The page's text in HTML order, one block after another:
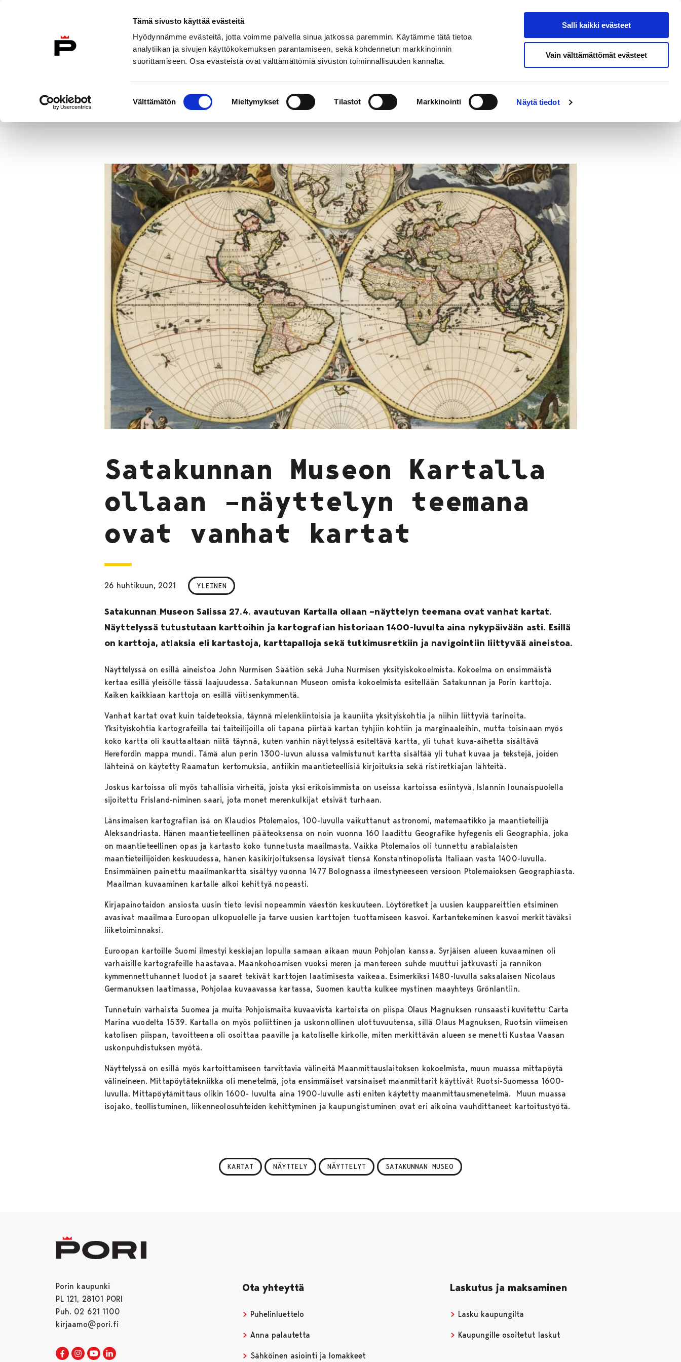
Tämä sivusto käyttää evästeitä
Hyödynnämme evästeitä, jotta voimme palvella sinua jatkossa paremmin. Käytämme tätä tietoa
analytiikan ja sivujen käyttökokemuksen parantamiseen, sekä kohdennetun markkinoinnin
suorittamiseen. Osa evästeistä ovat välttämättömiä sivuston toiminnallisuuden kannalta.
valinta
Välttämätön Mieltymykset Tilastot Markkinointi Näytä tiedot
Salli kaikki evästeet
Vain välttämättömät evästeet
Etusivulle
Hae sivustolta
Etusivu
Satakunnan Museon Kartalla
ollaan –näyttelyn teemana
ovat vanhat kartat
26 huhtikuun, 2021 YLEINEN
Satakunnan Museon Salissa 27.4. avautuvan Kartalla ollaan –näyttelyn teemana ovat vanhat kartat.
Näyttelyssä tutustutaan karttoihin ja kartografian historiaan 1400-luvulta aina nykypäivään asti. Esillä
on karttoja, atlaksia eli kartastoja, karttapalloja sekä tutkimusretkiin ja navigointiin liittyvää aineistoa.
Näyttelyssä on esillä aineistoa John Nurmisen Säätiön sekä Juha Nurmisen yksityiskokoelmista. Kokoelma on ensimmäistä
kertaa esillä yleisölle tässä laajuudessa. Satakunnan Museon omista kokoelmista esitellään Satakunnan ja Porin karttoja.
Kaiken kaikkiaan karttoja on esillä viitisenkymmentä.
Vanhat kartat ovat kuin taideteoksia, täynnä mielenkiintoisia ja kauniita yksityiskohtia ja niihin liittyviä tarinoita.
Yksityiskohtia kartografeilla tai taiteilijoilla oli tapana piirtää kartan tyhjiin kohtiin ja marginaaleihin, mutta toisinaan myös
koko kartta oli kauttaaltaan niitä täynnä, kuten vanhin näyttelyssä esiteltävä kartta, yli tuhat kuva-aihetta sisältävä
Herefordin mappa mundi. Tämä alun perin 1300-luvun alussa valmistunut kartta sisältää yli tuhat kuvaa ja tekstejä, joiden
lähteinä on käytetty Raamatun kertomuksia, antiikin maantieteellisiä kirjoituksia sekä ristiretkiajan lähteitä.
Joskus kartoissa oli myös tahallisia virheitä, joista yksi erikoisimmista on useissa kartoissa esiintyvä, Islannin lounaispuolella
sijoitettu Frisland-niminen saari, jota monet merenkulkijat etsivät turhaan.
Länsimaisen kartografian isä on Klaudios Ptolemaios, 100-luvulla vaikuttanut astronomi, matemaatikko ja maantieteilijä
Aleksandriasta. Hänen maantieteellinen pääteoksensa on noin vuonna 160 laadittu Geografike hyfegenis eli Geographia, joka
on maantieteellinen opas ja kartasto koko tunnetusta maailmasta. Vaikka Ptolemaios oli tunnettu arabialaisten
maantieteilijöiden keskuudessa, hänen käsikirjoituksensa löysivät tiensä Konstantinopolista Italiaan vasta 1400-luvulla.
Ensimmäinen painettu maailmankartta sisältyy vuonna 1477 Bolognassa ilmestyneeseen versioon Ptolemaioksen Geographiasta.
Maailman kuvaaminen kartalle alkoi kehittyä nopeasti.
Kirjapainotaidon ansiosta uusin tieto levisi nopeammin väestön keskuuteen. Löytöretket ja uusien kauppareittien etsiminen
avasivat maailmaa Euroopan ulkopuolelle ja tarve uusien karttojen tuottamiseen kasvoi. Kartantekeminen kasvoi merkittäväksi
liiketoiminnaksi.
Euroopan kartoille Suomi ilmestyi keskiajan lopulla samaan aikaan muun Pohjolan kanssa. Syrjäisen alueen kuvaaminen oli
varhaisille kartografeille haastavaa. Maankohoamisen vuoksi meren ja mantereen suhde muuttui jatkuvasti ja rannikon
kymmennettuhannet luodot ja saaret tekivät karttojen laatimisesta vaikeaa. Esimerkiksi 1480-luvulla saksalaisen Nicolaus
Germanuksen laatimassa, Pohjolaa kuvaavassa kartassa, Suomen kautta kulkee mystinen maayhteys Grönlantiin.
Tunnetuin varhaista Suomea ja muita Pohjoismaita kuvaavista kartoista on piispa Olaus Magnuksen runsaasti kuvitettu Carta
Marina vuodelta 1539. Kartalla on myös poliittinen ja uskonnollinen ulottuvuutensa, sillä Olaus Magnuksen, Ruotsin viimeisen
katolisen piispan, tavoitteena oli osoittaa paaville ja katoliselle kirkolle, miten merkittävän alueen se menetti Kustaa Vaasan
uskonpuhdistuksen myötä.
Näyttelyssä on esillä myös kartoittamiseen tarvittavia välineitä Maanmittauslaitoksen kokoelmista, muun muassa mittapöytä
välineineen. Mittapöytätekniikka oli menetelmä, jota ensimmäiset varsinaiset maanmittarit käyttivät Ruotsi-Suomessa 1600-
luvulla. Mittapöytämittaus olikin 1600- luvulta aina 1900-luvulle asti eniten käytetty maanmittausmenetelmä. Muun muassa
isojako, teollistuminen, liikenneolosuhteiden kehittyminen ja kaupungistuminen ovat eri aikoina vauhdittaneet kartoitustyötä.
KARTAT NÄYTTELY NÄYTTELYT SATAKUNNAN MUSEO
Porin kaupunki
PL 121, 28101 PORI
Puh. 02 621 1100
kirjaamo@pori.fi
Porin kaupunki Facebookissa
Avautuu uudessa välilehdessä
Porin kaupunki Instagramissa
Avautuu uudessa välilehdessä
Porin kaupunki Youtubessa
Avautuu uudessa välilehdessä
Ota yhteyttä
Puhelinluettelo
Anna palautetta
Sähköinen asiointi ja lomakkeet
Laskutus ja maksaminen
Lasku kaupungilta
Kaupungille osoitetut laskut